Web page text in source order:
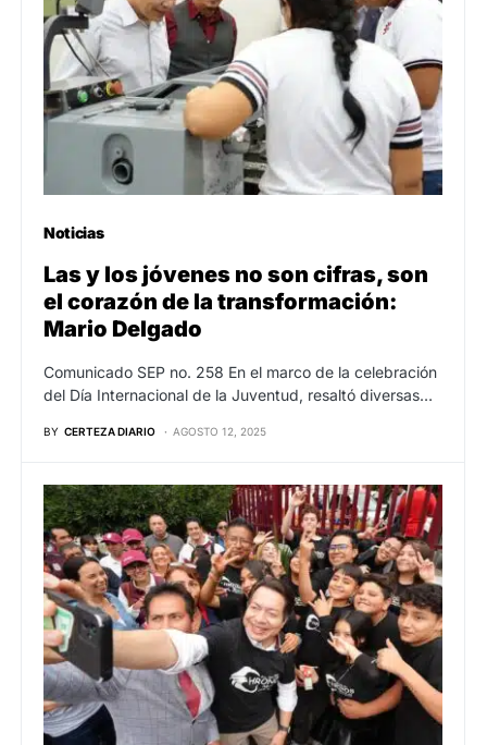
Noticias
Las y los jóvenes no son cifras, son
el corazón de la transformación:
Mario Delgado
Comunicado SEP no. 258 En el marco de la celebración
del Día Internacional de la Juventud, resaltó diversas…
BY CERTEZA DIARIO AGOSTO 12, 2025